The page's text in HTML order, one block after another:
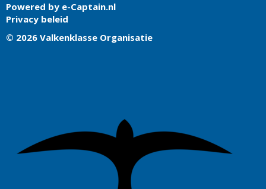
Powered by e-Captain.nl
Privacy beleid
© 2026 Valkenklasse Organisatie